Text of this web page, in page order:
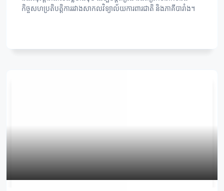
កិច្ចសហប្រតិបត្តិការរវាងសាកលវិទ្យាល័យការពារជាតិ និងភាគីបារាំង។